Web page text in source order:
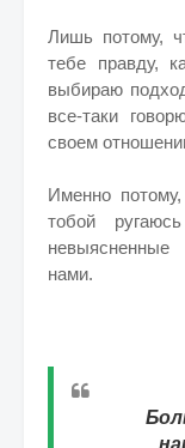
Лишь потому,
тебе правду,
выбираю
все-таки
своем
Именно
тобой
нами.